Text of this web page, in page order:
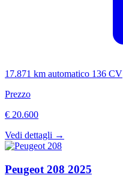
17.871 km automatico 136 CV
Prezzo
€ 20.600
Vedi dettagli →
Peugeot 208 2025